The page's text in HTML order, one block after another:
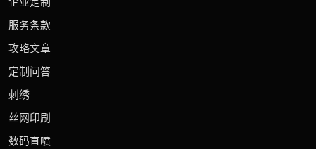
服务条款
攻略文章
定制问答
刺绣
丝网印刷
数码直喷